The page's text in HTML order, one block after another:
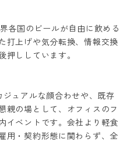
各国のビールが自由に飲める
打上げや気分転換、情報交換
押ししています。
ュアルな顔合わせや、既存
親の場として、オフィスのフ
イベントです。会社より軽食
用・契約形態に関わらず、全